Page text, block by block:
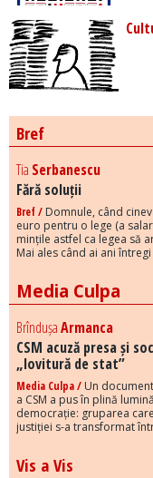
Bref
Tia Serbanescu
Fără soluții
Bref / Domnule, când
euro pentru o lege (a
mințile astfel ca legea să
Mai ales când ai ani
Media Culpa
BrîndușaArmanca
CSM acuză presa și
„lovitură de stat”
Media Culpa / Un
a CSM a pus în plină
democrație: gruparea
justiției s-a transformat
Vis a Vis